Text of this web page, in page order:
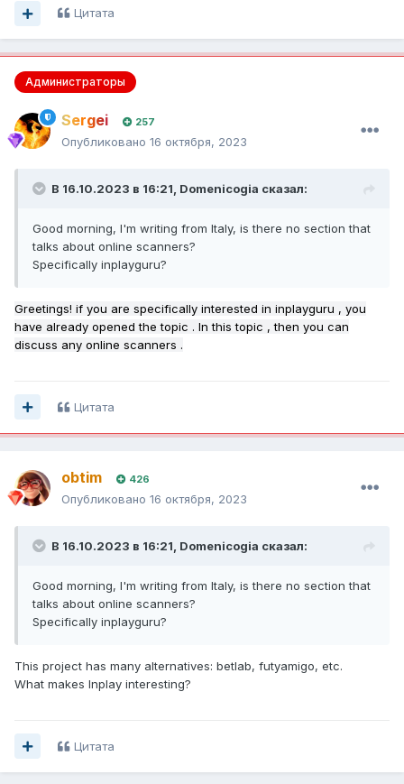
Цитата
Администраторы
Sergei 257
Опубликовано 16 октября, 2023
В 16.10.2023 в 16:21, Domenicogia сказал:
Good morning, I'm writing from Italy, is there no section that
talks about online scanners?
Specifically inplayguru?
Greetings! if you are specifically interested in inplayguru , you
have already opened the topic . In this topic , then you can
discuss any online scanners .
Цитата
obtim 426
Опубликовано 16 октября, 2023
В 16.10.2023 в 16:21, Domenicogia сказал:
Good morning, I'm writing from Italy, is there no section that
talks about online scanners?
Specifically inplayguru?
This project has many alternatives: betlab, futyamigo, etc.
What makes Inplay interesting?
Цитата